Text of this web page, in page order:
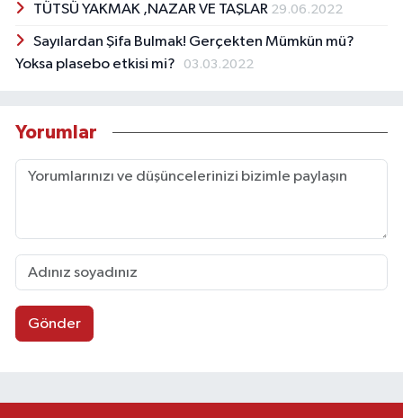
TÜTSÜ YAKMAK ,NAZAR VE TAŞLAR 29.06.2022
Sayılardan Şifa Bulmak! Gerçekten Mümkün mü?
Yoksa plasebo etkisi mi?
03.03.2022
Yorumlar
Gönder